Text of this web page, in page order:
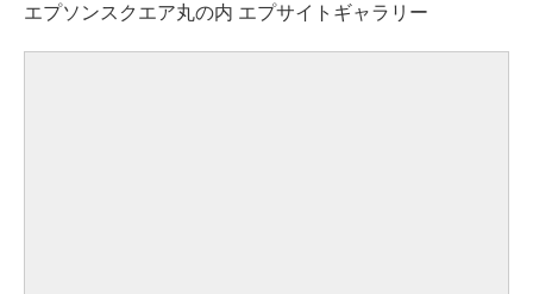
エプソンスクエア丸の内 エプサイトギャラリー